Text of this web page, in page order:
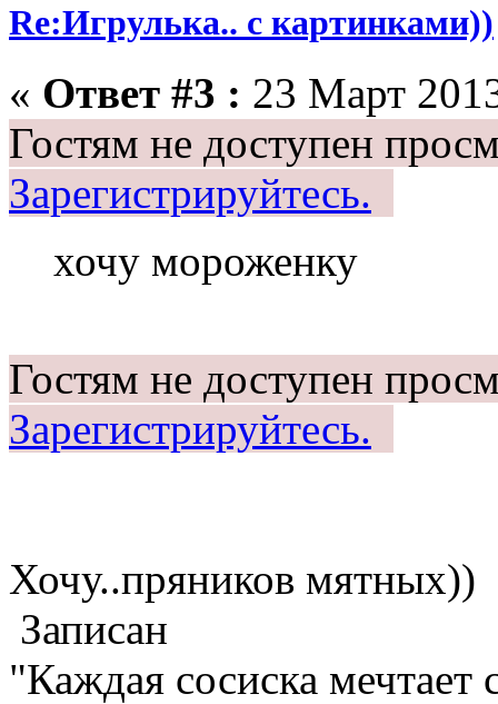
Re:Игрулька.. с картинками))
« Ответ #3 : 23 Март
Гостям не доступен
Зарегистрируйтесь.
хочу мороженку
Гостям не доступен
Зарегистрируйтесь.
Хочу..пряников мятных))
Записан
"Каждая сосиска мечтает